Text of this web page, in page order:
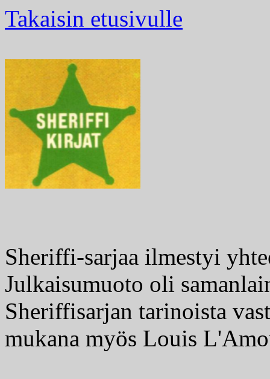
Takaisin etusivulle
Sheriffi-sarjaa ilmestyi
Julkaisumuoto oli
Sheriffisarjan tarinoista
mukana myös Louis